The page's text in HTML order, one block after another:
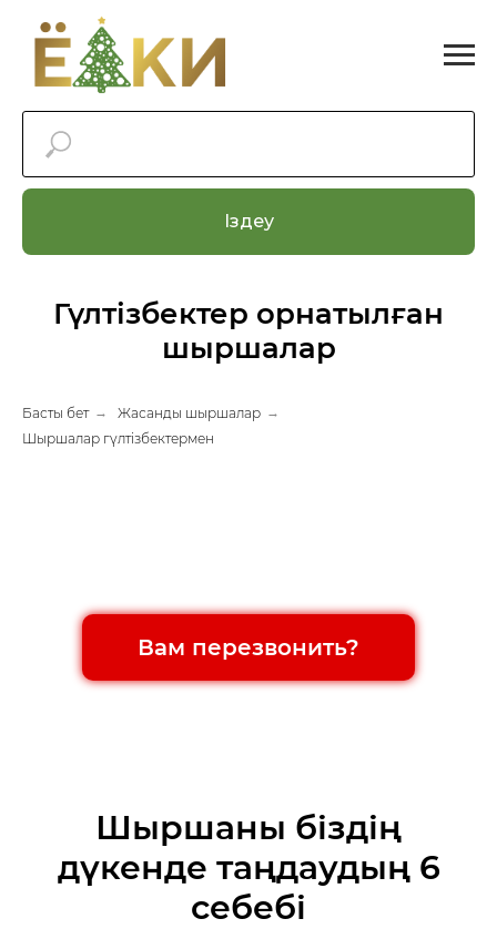
Іздеу
Гүлтізбектер орнатылған
шыршалар
Басты бет → Жасанды шыршалар →
Шыршалар гүлтізбектермен
Вам перезвонить?
Шыршаны біздің
дүкенде таңдаудың 6
себебі